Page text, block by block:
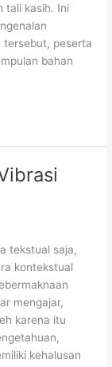
tali kasih. Ini
tersebut, peserta
bahan
tekstual saja,
kontekstual
mengajar,
karena itu
kehalusan